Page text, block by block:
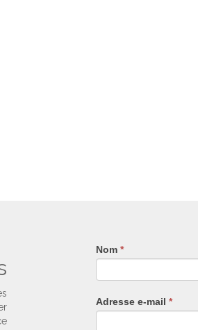
Nom *
Adresse e-mail *
Si
vous
êtes
humain,